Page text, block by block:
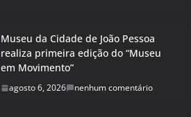
Museu da Cidade de João Pessoa
realiza primeira edição do “Museu
em Movimento”
agosto 6, 2026 nenhum comentário